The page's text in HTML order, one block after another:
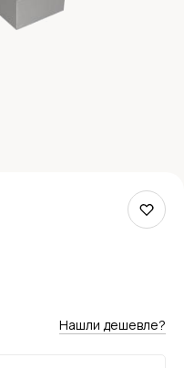
Нашли дешевле?